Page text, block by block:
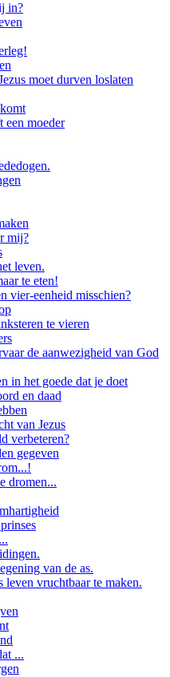
in?
moet durven loslaten
een moeder
mij?
leven.
te eten!
vier-eenheid misschien?
te vieren
de aanwezigheid van God
in het goede dat je doet
en daad
van Jezus
verbeteren?
gegeven
dromen...
van de as.
vruchtbaar te maken.
...